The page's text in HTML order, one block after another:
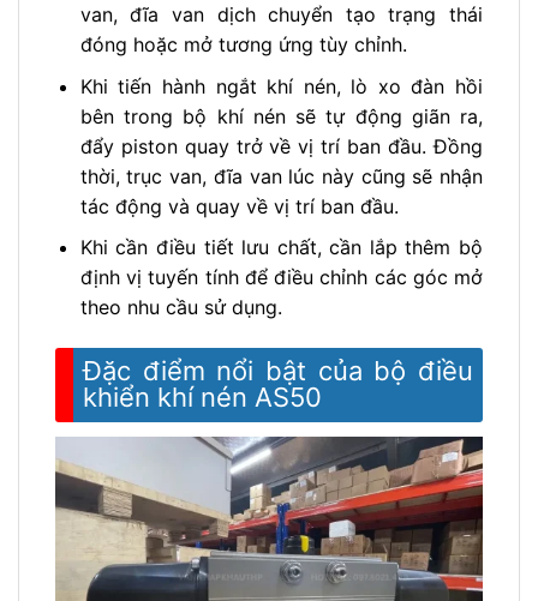
van, đĩa van dịch chuyển tạo trạng thái
đóng hoặc mở tương ứng tùy chỉnh.
Khi tiến hành ngắt khí nén, lò xo đàn hồi
bên trong bộ khí nén sẽ tự động giãn ra,
đẩy piston quay trở về vị trí ban đầu. Đồng
thời, trục van, đĩa van lúc này cũng sẽ nhận
tác động và quay về vị trí ban đầu.
Khi cần điều tiết lưu chất, cần lắp thêm bộ
định vị tuyến tính để điều chỉnh các góc mở
theo nhu cầu sử dụng.
Đặc điểm nổi bật của bộ điều
khiển khí nén AS50